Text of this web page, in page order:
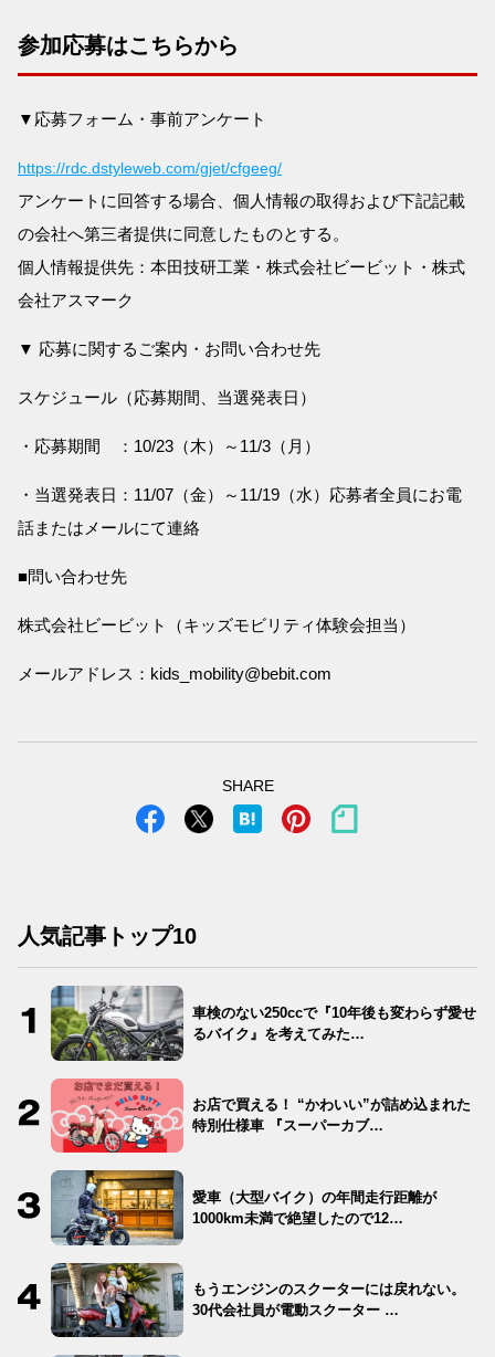
参加応募はこちらから
▼応募フォーム・事前アンケート
https://rdc.dstyleweb.com/gjet/cfgeeg/
アンケートに回答する場合、個人情報の取得および下記記載
の会社へ第三者提供に同意したものとする。
個人情報提供先：本田技研工業・株式会社ビービット・株式
会社アスマーク
▼ 応募に関するご案内・お問い合わせ先
スケジュール（応募期間、当選発表日）
・応募期間 ：10/23（木）～11/3（月）
・当選発表日：11/07（金）～11/19（水）応募者全員にお電
話またはメールにて連絡
■問い合わせ先
株式会社ビービット（キッズモビリティ体験会担当）
メールアドレス：kids_mobility@bebit.com
SHARE
人気記事トップ10
車検のない250ccで『10年後も変わらず愛せ
るバイク』を考えてみた…
お店で買える！ “かわいい”が詰め込まれた
特別仕様車 『スーパーカブ…
愛車（大型バイク）の年間走行距離が
1000km未満で絶望したので12…
もうエンジンのスクーターには戻れない。
30代会社員が電動スクーター …